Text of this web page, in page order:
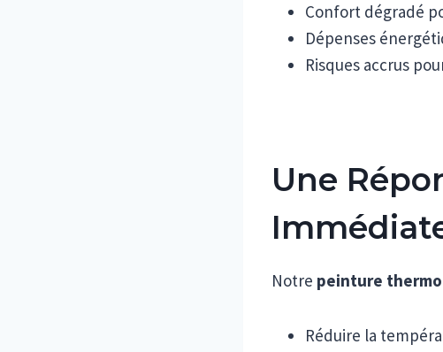
Confort dégradé
Dépenses
Risques accrus
Une
Notre peinture
Réduire la